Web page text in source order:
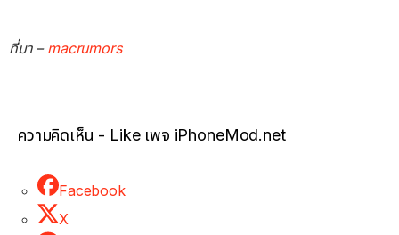
ที่มา – macrumors
ความคิดเห็น - Like เพจ iPhoneMod.net
Facebook
X